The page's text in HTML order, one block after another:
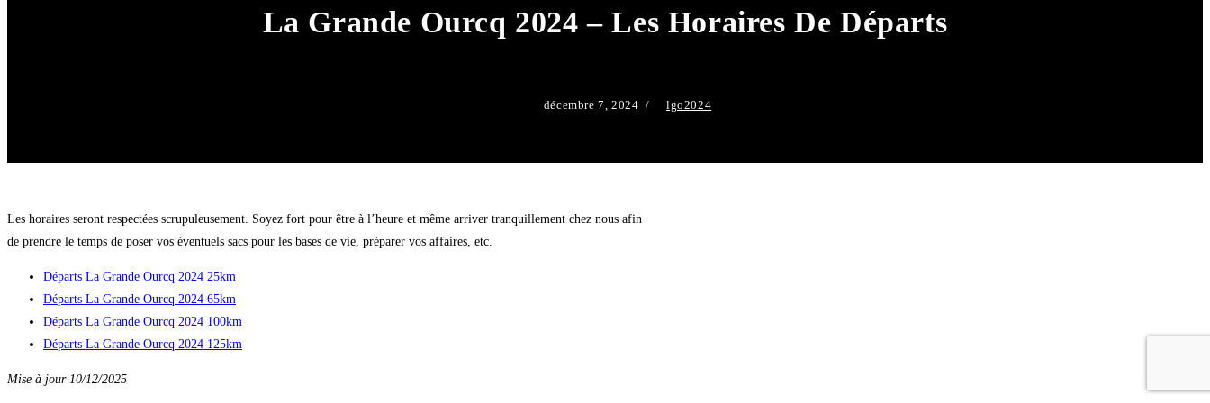
La Grande Ourcq 2024 – Les Horaires De Départs
décembre 7, 2024 lgo2024
Les horaires seront respectées scrupuleusement. Soyez fort pour être à l’heure et même arriver tranquillement chez nous afin
de prendre le temps de poser vos éventuels sacs pour les bases de vie, préparer vos affaires, etc.
Départs La Grande Ourcq 2024 25km
Départs La Grande Ourcq 2024 65km
Départs La Grande Ourcq 2024 100km
Départs La Grande Ourcq 2024 125km
Mise à jour 10/12/2025